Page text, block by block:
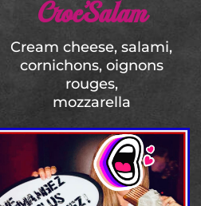
Croc’Salam
Cream cheese, salami,
cornichons, oignons
rouges,
mozzarella